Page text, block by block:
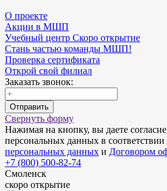
О проекте
Акции в МШП
Учебный центр Скоро открытие
Стань частью команды МШП!
Проверка сертификата
Открой свой филиал
Заказать звонок:
Отправить
Свернуть форму
Нажимая на кнопку, вы даете
персональных данных в соответствии
персональных данных и Договором
+7 (800) 500-82-74
Смоленск
скоро открытие